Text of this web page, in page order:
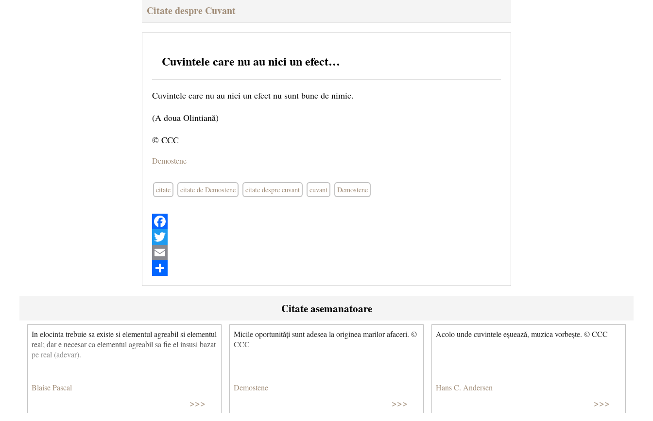
Citate despre Cuvant
Cuvintele care nu au nici un efect…
Cuvintele care nu au nici un efect nu sunt bune de nimic.
(A doua Olintiană)
© CCC
Demostene
citate citate de Demostene citate despre cuvant cuvant Demostene
Facebook
Twitter
Email
Share
Citate asemanatoare
In elocinta trebuie sa existe si elementul agreabil si elementul
real; dar e necesar ca elementul agreabil sa fie el insusi bazat
pe real (adevar).
Blaise Pascal
>>>
Micile oportunități sunt adesea la originea marilor afaceri. ©
CCC
Demostene
>>>
Acolo unde cuvintele eșuează, muzica vorbește. © CCC
Hans C. Andersen
>>>